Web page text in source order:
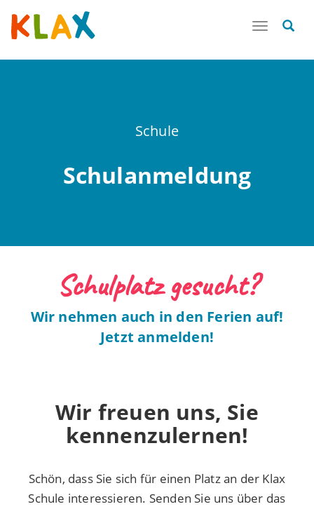
Toggle
Schule
Schulanmeldung
Schulplatz gesucht?
Wir nehmen auch in den Ferien auf!
Jetzt anmelden!
Wir freuen uns, Sie
kennenzulernen!
Schön, dass Sie sich für einen Platz an der Klax
Schule interessieren. Senden Sie uns über das